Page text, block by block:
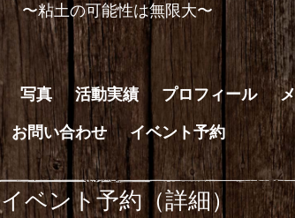
〜粘土の可能性は無限大〜
写真 活動実績 プロフィール
お問い合わせ
イベント予約
イベント予約（詳細）